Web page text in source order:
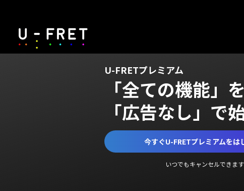
U-FRETプレミアム
「全ての機能」を
「広告なし」で
今すぐU-FRETプレミアムをは
いつでもキャンセルできます